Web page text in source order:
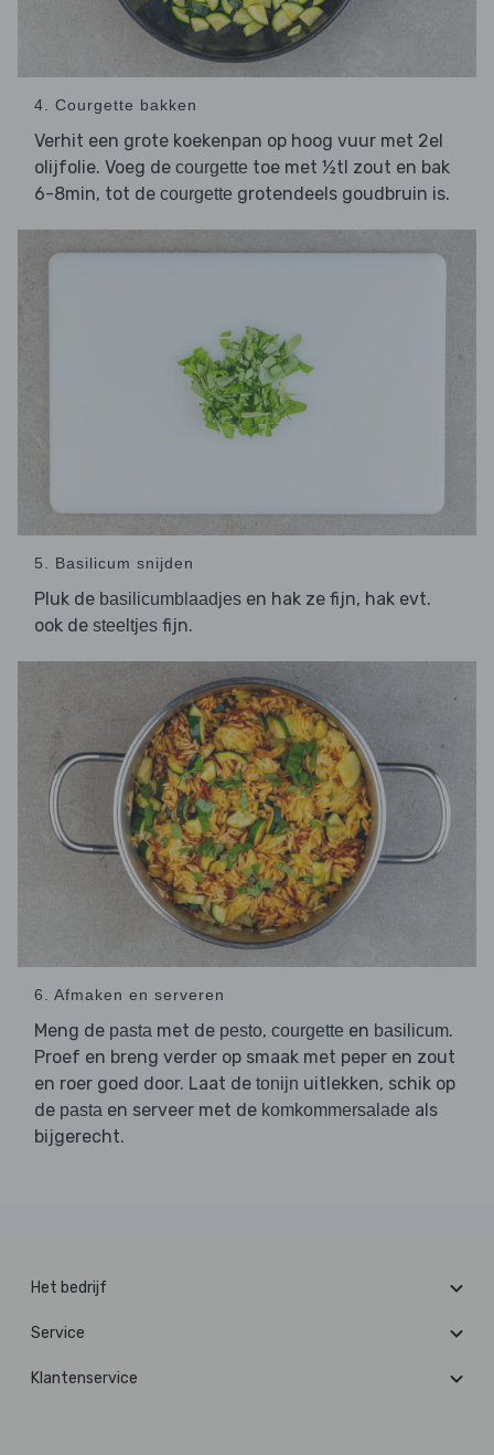
4. Courgette bakken
Verhit een grote koekenpan op hoog vuur met 2el
olijfolie. Voeg de courgette toe met ½tl zout en bak
6-8min, tot de courgette grotendeels goudbruin is.
5. Basilicum snijden
Pluk de basilicumblaadjes en hak ze fijn, hak evt.
ook de steeltjes fijn.
6. Afmaken en serveren
Meng de pasta met de pesto, courgette en basilicum.
Proef en breng verder op smaak met peper en zout
en roer goed door. Laat de tonijn uitlekken, schik op
de pasta en serveer met de komkommersalade als
bijgerecht.
Het bedrijf
Service
Klantenservice